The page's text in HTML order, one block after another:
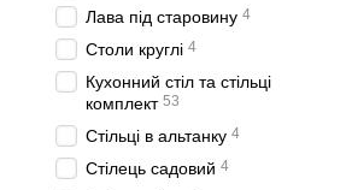
Лава під старовину 4
Столи круглі 4
Кухонний стіл та стільці
комплект 53
Стільці в альтанку 4
Стілець садовий 4